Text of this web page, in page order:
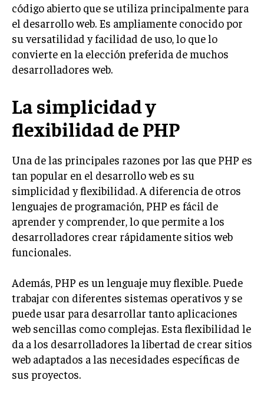
código abierto que se utiliza principalmente para
el desarrollo web. Es ampliamente conocido por
su versatilidad y facilidad de uso, lo que lo
convierte en la elección preferida de muchos
desarrolladores web.
La simplicidad y
flexibilidad de PHP
Una de las principales razones por las que PHP es
tan popular en el desarrollo web es su
simplicidad y flexibilidad. A diferencia de otros
lenguajes de programación, PHP es fácil de
aprender y comprender, lo que permite a los
desarrolladores crear rápidamente sitios web
funcionales.
Además, PHP es un lenguaje muy flexible. Puede
trabajar con diferentes sistemas operativos y se
puede usar para desarrollar tanto aplicaciones
web sencillas como complejas. Esta flexibilidad le
da a los desarrolladores la libertad de crear sitios
web adaptados a las necesidades específicas de
sus proyectos.